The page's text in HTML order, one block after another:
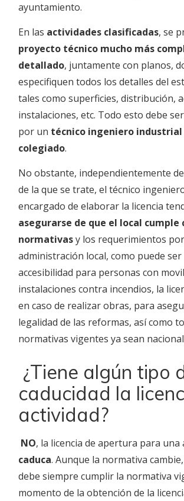
ayuntamiento.
En las actividades clasificadas, se
proyecto técnico mucho más
detallado, juntamente con planos,
especifiquen todos los detalles del
tales como superficies, distribución,
instalaciones, etc. Todo esto debe
por un técnico ingeniero
colegiado.
No obstante, independientemente
de la que se trate, el técnico
encargado de elaborar la licencia
asegurarse de que el local cumple
normativasy los requerimientos
administración local, como puede ser
accesibilidad para personas con
instalaciones contra incendios, la
en caso de realizar obras, para
legalidad de las reformas, así como
normativas vigentes ya sean
¿Tiene algún tipo
caducidad la
actividad?
NO, la licencia de apertura para una
caduca. Aunque la normativa
debe siempre cumplir la normativa
momento de la obtención de la